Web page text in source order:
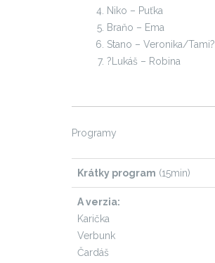
Niko – Puťka
Braňo – Ema
Stano – Veronika/Tami?
?Lukáš – Robina
Programy
Krátky program (15min)
A verzia:
Karička
Verbunk
Čardáš